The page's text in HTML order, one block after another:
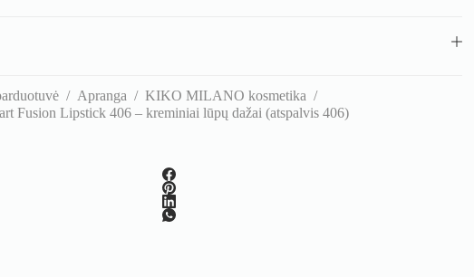
/ Apranga / KIKO MILANO kosmetika /
Fusion Lipstick 406 – kreminiai lūpų dažai (atspalvis 406)